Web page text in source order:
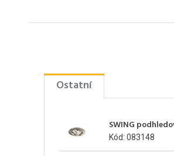
Ostatní
SWING
Kód: 083148